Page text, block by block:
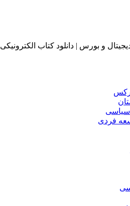
و بورس | دانلود کتاب الکترونیکی
سیاسی
فردی